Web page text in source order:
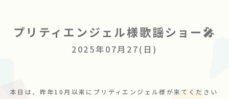
ボランティア募集
プリティエンジェル様歌謡ショー🎤
2025年07月27(日)
本日は、昨年10月以来にプリティエンジェル様が来てください